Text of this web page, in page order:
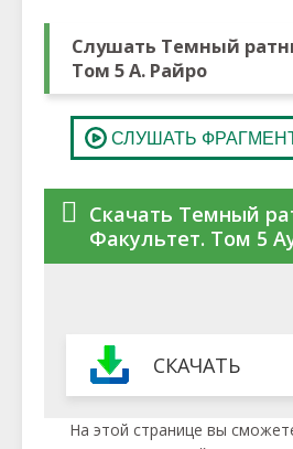
Слушать Темный
Том 5 А. Райро
Скачать Темный
Факультет. Том 5
СКАЧАТЬ
На этой странице вы